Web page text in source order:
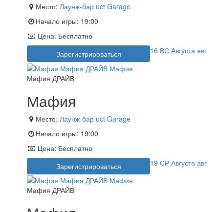
Место: Лаунж-бар uct Garage
Начало игры: 19:00
Цена: Бесплатно
Зарегистрироваться
16 ВС Августа авг
Мафия ДРАЙВ
Мафия
Место: Лаунж-бар uct Garage
Начало игры: 19:00
Цена: Бесплатно
Зарегистрироваться
19 СР Августа авг
Мафия ДРАЙВ